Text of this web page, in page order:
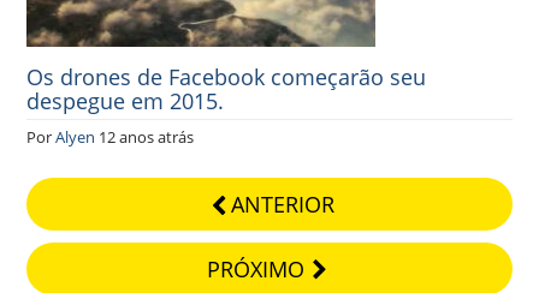
Os drones de Facebook começarão seu
despegue em 2015.
PorAlyen 12 anos atrás
ANTERIOR
PRÓXIMO